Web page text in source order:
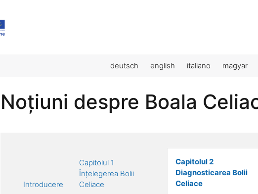
deutsch english italiano magyar
Noțiuni despre Boala
Introducere
Capitolul 1
Înțelegerea Bolii
Celiace
Capitolul 2
Diagnosticarea Bolii
Celiace